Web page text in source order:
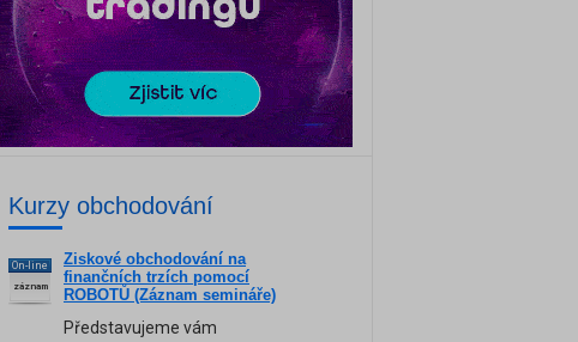
Kurzy obchodování
On-line
záznam
Ziskové obchodování na
finančních trzích pomocí
ROBOTŮ (Záznam semináře)
Představujeme vám